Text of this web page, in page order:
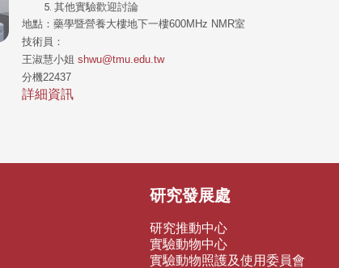
其他實驗歡迎討論
地點：藥學暨營養大樓地下一樓600MHz NMR室
技術員：
王淑慧小姐 shwu@tmu.edu.tw
分機22437
詳細資訊
研究發展處
研究推動中心
實驗動物中心
實驗動物照護及使用委員會